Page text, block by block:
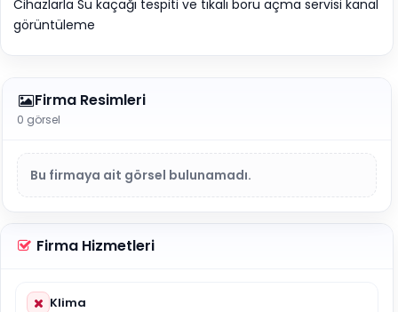
Cihazlarla Su kaçağı tespiti ve tıkalı boru açma servisi kanal
görüntüleme
Firma Resimleri
0 görsel
Bu firmaya ait görsel bulunamadı.
Firma Hizmetleri
Klima